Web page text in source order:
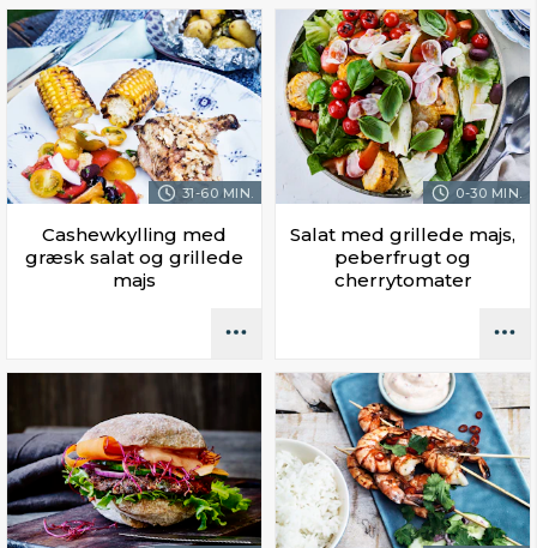
31-60 MIN.
Cashewkylling med
græsk salat og grillede
majs
0-30 MIN.
Salat med grillede majs,
peberfrugt og
cherrytomater